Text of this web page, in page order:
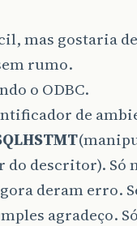
mas gostaria
rumo.
o ODBC.
de
descritor). Só
deram erro.
agradeço.